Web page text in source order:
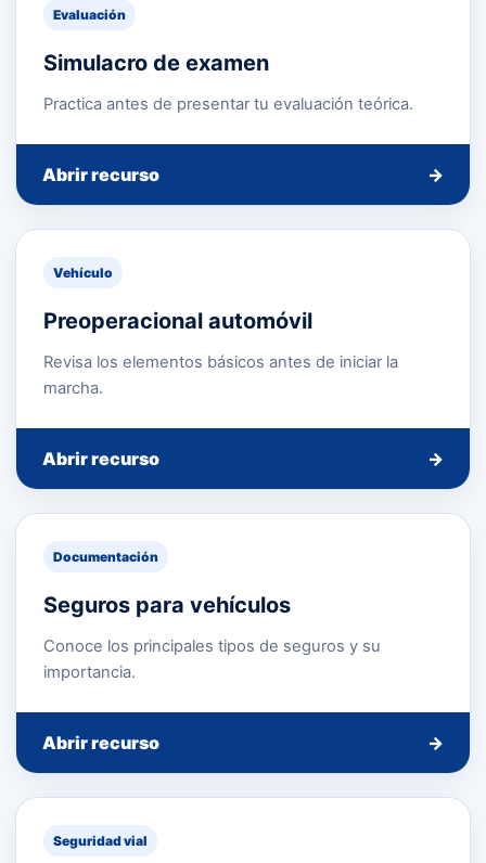
Evaluación
Simulacro de examen
Practica antes de presentar tu evaluación teórica.
Abrir recurso →
Vehículo
Preoperacional automóvil
Revisa los elementos básicos antes de iniciar la
marcha.
Abrir recurso →
Documentación
Seguros para vehículos
Conoce los principales tipos de seguros y su
importancia.
Abrir recurso →
Seguridad vial